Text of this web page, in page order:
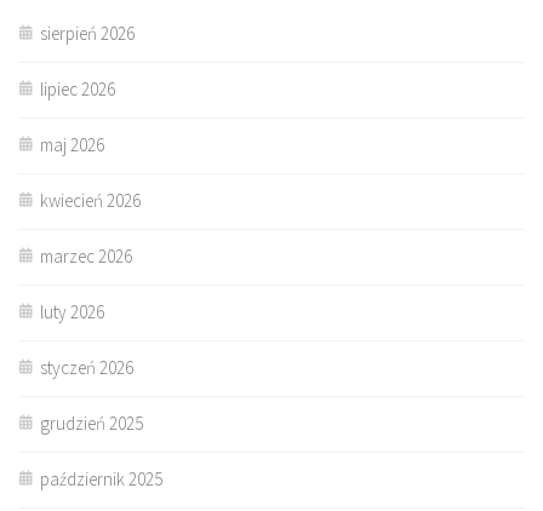
sierpień 2026
lipiec 2026
maj 2026
kwiecień 2026
marzec 2026
luty 2026
styczeń 2026
grudzień 2025
październik 2025